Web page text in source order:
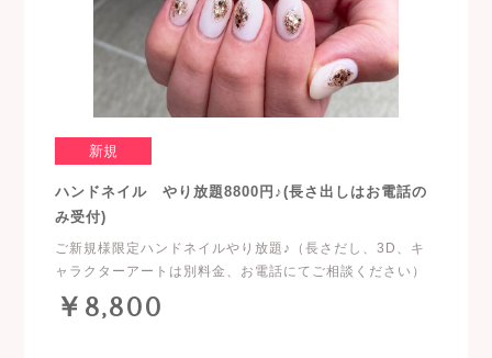
新規
ハンドネイル やり放題8800円♪(長さ出しはお電話の
み受付)
ご新規様限定ハンドネイルやり放題♪（長さだし、3D、キ
ャラクターアートは別料金、お電話にてご相談ください）
￥8,800